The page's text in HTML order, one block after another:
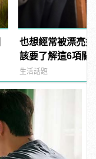
也想經常被漂亮
該要了解這6項關
麼
生活話題